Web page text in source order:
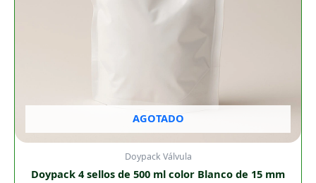
AGOTADO
Doypack Válvula
Doypack 4 sellos de 500 ml color Blanco de 15 mm